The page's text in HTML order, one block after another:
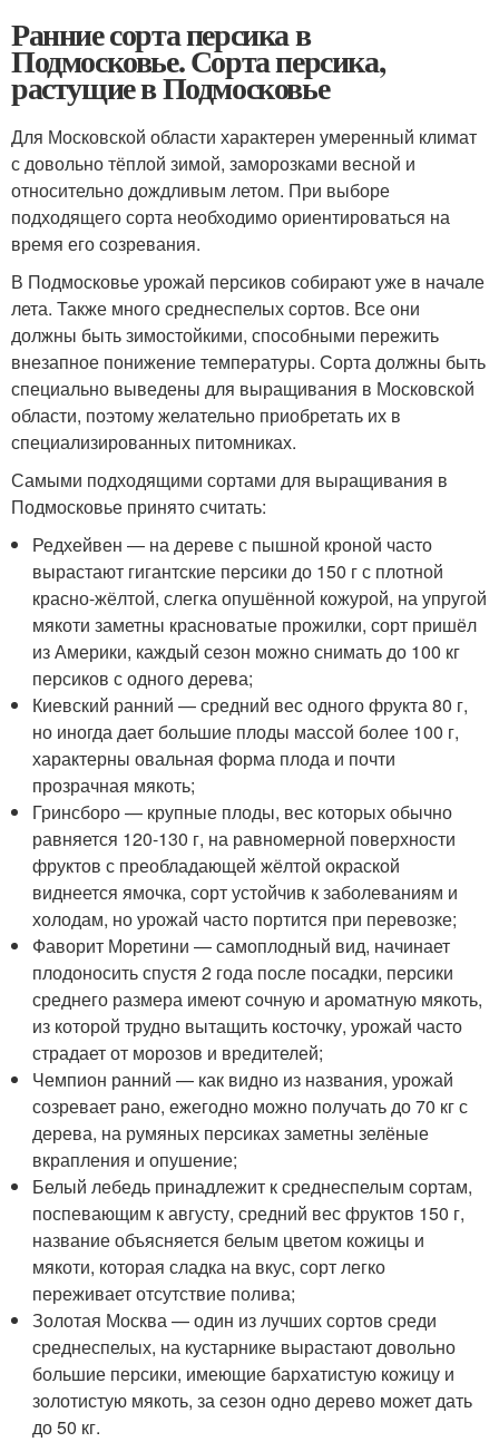
Ранние сорта персика в
Подмосковье. Сорта персика,
растущие в Подмосковье
Для Московской области характерен умеренный климат
с довольно тёплой зимой, заморозками весной и
относительно дождливым летом. При выборе
подходящего сорта необходимо ориентироваться на
время его созревания.
В Подмосковье урожай персиков собирают уже в начале
лета. Также много среднеспелых сортов. Все они
должны быть зимостойкими, способными пережить
внезапное понижение температуры. Сорта должны быть
специально выведены для выращивания в Московской
области, поэтому желательно приобретать их в
специализированных питомниках.
Самыми подходящими сортами для выращивания в
Подмосковье принято считать:
Редхейвен — на дереве с пышной кроной часто
вырастают гигантские персики до 150 г с плотной
красно-жёлтой, слегка опушённой кожурой, на упругой
мякоти заметны красноватые прожилки, сорт пришёл
из Америки, каждый сезон можно снимать до 100 кг
персиков с одного дерева;
Киевский ранний — средний вес одного фрукта 80 г,
но иногда дает большие плоды массой более 100 г,
характерны овальная форма плода и почти
прозрачная мякоть;
Гринсборо — крупные плоды, вес которых обычно
равняется 120-130 г, на равномерной поверхности
фруктов с преобладающей жёлтой окраской
виднеется ямочка, сорт устойчив к заболеваниям и
холодам, но урожай часто портится при перевозке;
Фаворит Моретини — самоплодный вид, начинает
плодоносить спустя 2 года после посадки, персики
среднего размера имеют сочную и ароматную мякоть,
из которой трудно вытащить косточку, урожай часто
страдает от морозов и вредителей;
Чемпион ранний — как видно из названия, урожай
созревает рано, ежегодно можно получать до 70 кг с
дерева, на румяных персиках заметны зелёные
вкрапления и опушение;
Белый лебедь принадлежит к среднеспелым сортам,
поспевающим к августу, средний вес фруктов 150 г,
название объясняется белым цветом кожицы и
мякоти, которая сладка на вкус, сорт легко
переживает отсутствие полива;
Золотая Москва — один из лучших сортов среди
среднеспелых, на кустарнике вырастают довольно
большие персики, имеющие бархатистую кожицу и
золотистую мякоть, за сезон одно дерево может дать
до 50 кг.